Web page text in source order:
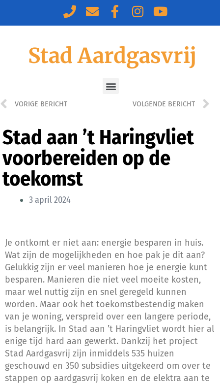
Stad Aardgasvrij
VORIGE BERICHT VOLGENDE BERICHT
Stad aan ’t Haringvliet
voorbereiden op de
toekomst
3 april 2024
Je ontkomt er niet aan: energie besparen in huis.
Wat zijn de mogelijkheden en hoe pak je dit aan?
Gelukkig zijn er veel manieren hoe je energie kunt
besparen. Manieren die niet veel moeite kosten,
maar wel nuttig zijn en snel geregeld kunnen
worden. Maar ook het toekomstbestendig maken
van je woning, verspreid over een langere periode,
is belangrijk. In Stad aan ’t Haringvliet wordt hier al
enige tijd hard aan gewerkt. Dankzij het project
Stad Aardgasvrij zijn inmiddels 535 huizen
geschouwd en 350 subsidies uitgekeerd om over te
stappen op aardgasvrij koken en de elektra aan te